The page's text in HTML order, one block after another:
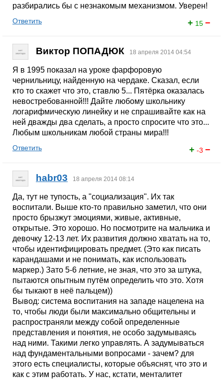
разбирались бы с незнакомым механизмом. Уверен!
+ 15 −
Ответить
Виктор ПОПАДЮК 18 апреля 2014 04:54
Я в 1995 показал на уроке фарфоровую
чернильницу, найденную на чердаке. Сказал, если
кто то скажет что это, ставлю 5... Пятёрка оказалась
невостребованной!!! Дайте любому школьнику
логарифмическую линейку и не спрашивайте как на
ней дважды два сделать, а просто спросите что это...
Любым школьникам любой страны мира!!!
+ -3 −
Ответить
habr03 18 апреля 2014 08:14
Да, тут не тупость, а "социализация". Их так
воспитали. Выше кто-то правильно заметил, что они
просто брызжут эмоциями, живые, активные,
открытые. Это хорошо. Но посмотрите на мальчика и
девочку 12-13 лет. Их развития должно хватать на то,
чтобы идентифицировать предмет. (Это как писать
карандашами и не понимать, как использовать
маркер.) Зато 5-6 летние, не зная, что это за штука,
пытаются опытным путём определить что это. Хотя
бы тыкают в неё пальцем))
Вывод: система воспитания на западе нацелена на
то, чтобы люди были максимально общительны и
распространяли между собой определенные
представления и понятия, не особо задумываясь
над ними. Такими легко управлять. А задумываться
над фундаментальными вопросами - зачем? для
этого есть специалисты, которые объяснят, что это и
как с этим работать. У нас, кстати, менталитет